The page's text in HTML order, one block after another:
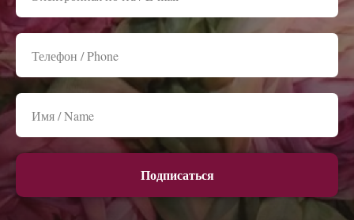
Подписаться